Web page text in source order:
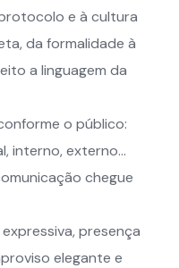
e à cultura
da formalidade à
a linguagem da
o público:
interno, externo…
chegue
presença
elegante e